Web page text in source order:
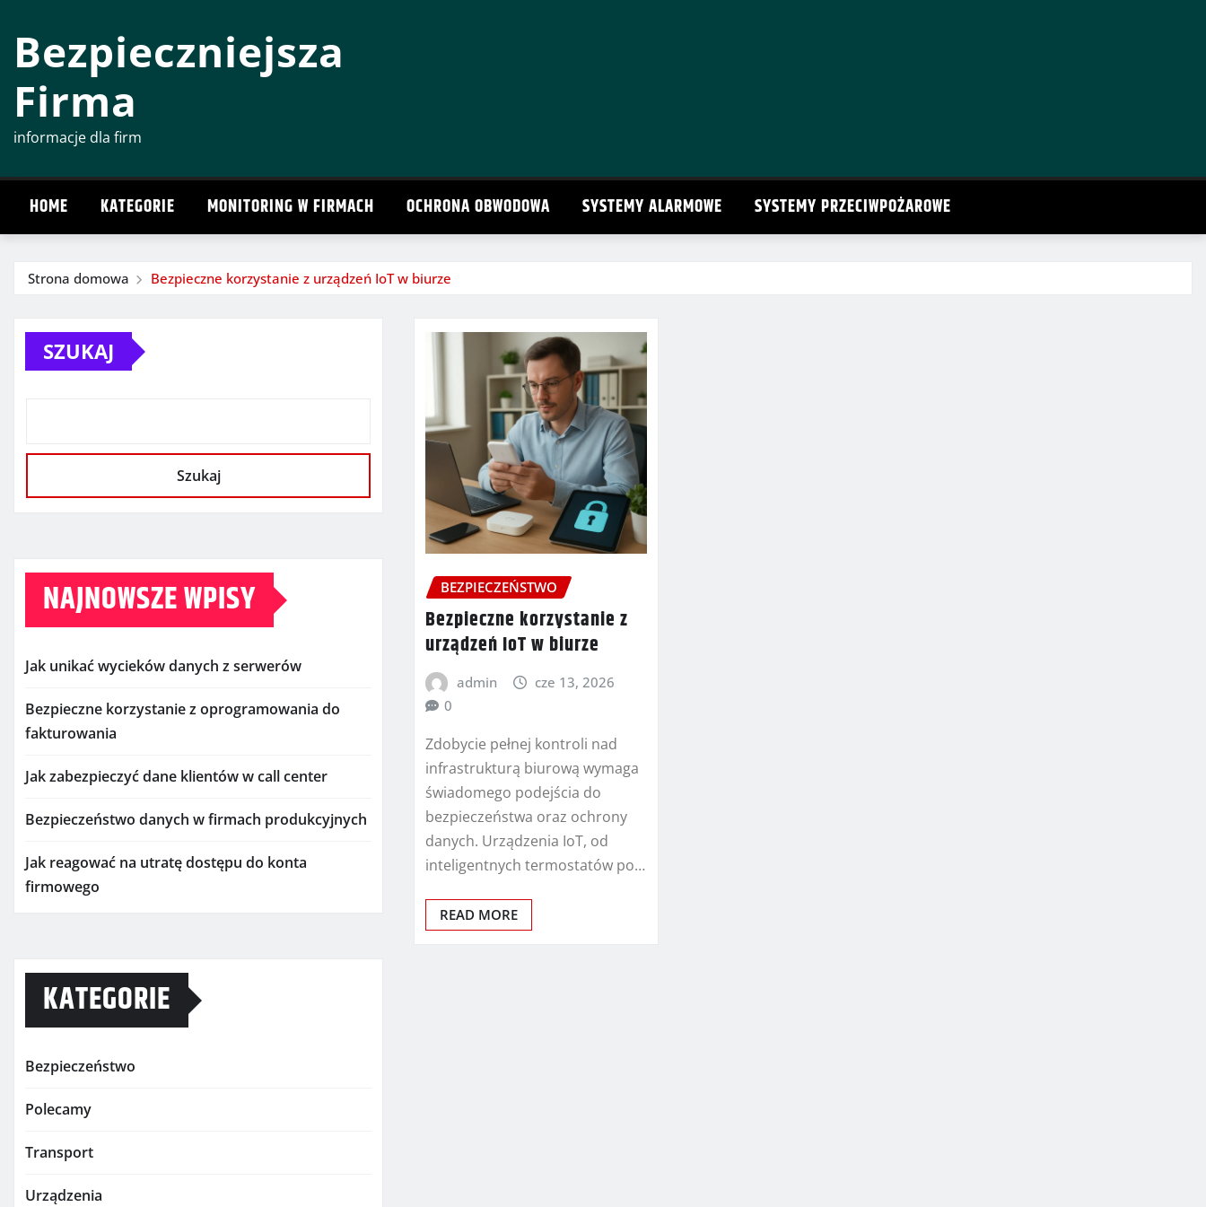
treściBezpieczniejsza
Firma
informacje dla firm
HOME KATEGORIE MONITORING W FIRMACH OCHRONA OBWODOWA SYSTEMY ALARMOWE SYSTEMY PRZECIWPOŻAROWE
Strona domowa Bezpieczne korzystanie z urządzeń IoT w biurze
SZUKAJ
Szukaj
NAJNOWSZE WPISY
Jak unikać wycieków danych z serwerów
Bezpieczne korzystanie z oprogramowania do
fakturowania
Jak zabezpieczyć dane klientów w call center
Bezpieczeństwo danych w firmach produkcyjnych
Jak reagować na utratę dostępu do konta
firmowego
KATEGORIE
Bezpieczeństwo
Polecamy
Transport
Urządzenia
BEZPIECZEŃSTWO
Bezpieczne korzystanie z
urządzeń IoT w biurze
admin
cze 13, 2026
0
Zdobycie pełnej kontroli nad
infrastrukturą biurową wymaga
świadomego podejścia do
bezpieczeństwa oraz ochrony
danych. Urządzenia IoT, od
inteligentnych termostatów po…
READ MORE